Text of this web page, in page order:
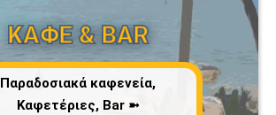
ΚΑΦΕ & BAR
Παραδοσιακά καφενεία,
Καφετέριες, Bar ➼